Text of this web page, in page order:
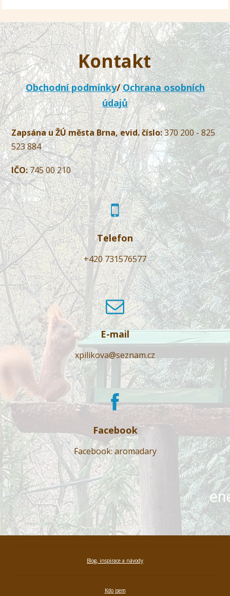
Kontakt
Obchodní podmínky/Ochrana osobních
údajů
Zapsána u ŽÚ města Brna, evid. číslo:370 200 - 825
523 884
IČO:745 00 210
Telefon
+420 731576577
E-mail
xpilikova@seznam.cz
Facebook
Facebook: aromadary
Blog, inspirace a návody
Kdo jsem